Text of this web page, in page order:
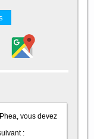
vous devez
: